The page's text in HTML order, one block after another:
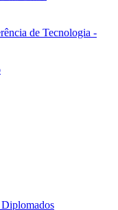
de Tecnologia -
Diplomados